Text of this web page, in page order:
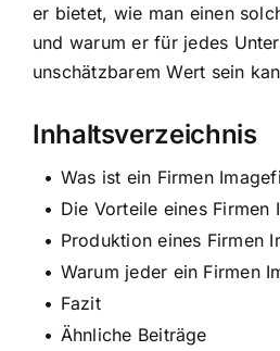
er bietet, wie man einen
und warum er für jedes
unschätzbarem Wert sein
Inhaltsverzeichnis
Was ist ein Firmen
Die Vorteile eines Firmen
Produktion eines Firmen
Warum jeder ein Firmen
Fazit
Ähnliche Beiträge